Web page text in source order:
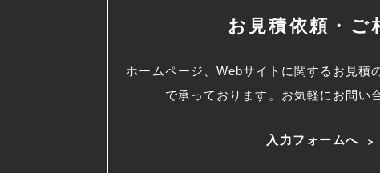
お見積依頼・ご
ホームページ、Webサイトに関するお見積
で承っております。お気軽にお問い
入力フォームへ